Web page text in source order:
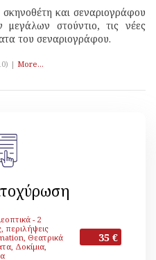
και σεναριογράφου
στούντιο, τις νέες
του σεναριογράφου.
| More...
- 2
περιλήψεις
Θεατρικά
Δοκίμια,
35 €